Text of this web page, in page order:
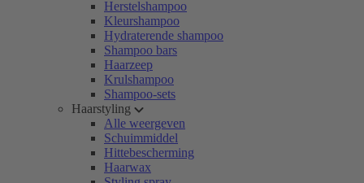
Herstelshampoo
Kleurshampoo
Hydraterende shampoo
Shampoo bars
Haarzeep
Krulshampoo
Shampoo-sets
Haarstyling
Alle weergeven
Schuimmiddel
Hittebescherming
Haarwax